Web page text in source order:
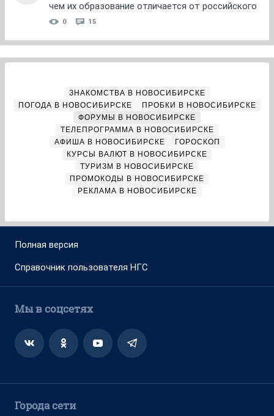
чем их образование отличается от российского
0 15
ЗНАКОМСТВА В НОВОСИБИРСКЕ
ПОГОДА В НОВОСИБИРСКЕ
ПРОБКИ В НОВОСИБИРСКЕ
ФОРУМЫ В НОВОСИБИРСКЕ
ТЕЛЕПРОГРАММА В НОВОСИБИРСКЕ
АФИША В НОВОСИБИРСКЕ
ГОРОСКОП
КУРСЫ ВАЛЮТ В НОВОСИБИРСКЕ
ТУРИЗМ В НОВОСИБИРСКЕ
ПРОМОКОДЫ В НОВОСИБИРСКЕ
РЕКЛАМА В НОВОСИБИРСКЕ
Полная версия
Справочник пользователя НГС
Мы в соцсетях
Города сети